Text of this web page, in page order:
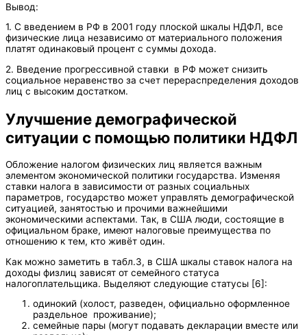
Вывод:
1. С введением в РФ в 2001 году плоской шкалы НДФЛ, все
физические лица независимо от материального положения
платят одинаковый процент с суммы дохода.
2. Введение прогрессивной ставки в РФ может снизить
социальное неравенство за счет перераспределения доходов
лиц с высоким достатком.
Улучшение демографической
ситуации с помощью политики НДФЛ
Обложение налогом физических лиц является важным
элементом экономической политики государства. Изменяя
ставки налога в зависимости от разных социальных
параметров, государство может управлять демографической
ситуацией, занятостью и прочими важнейшими
экономическими аспектами. Так, в США люди, состоящие в
официальном браке, имеют налоговые преимущества по
отношению к тем, кто живёт один.
Как можно заметить в табл.3, в США шкалы ставок налога на
доходы физлиц зависят от семейного статуса
налогоплательщика. Выделяют следующие статусы [6]:
одинокий (холост, разведен, официально оформленное
раздельное проживание);
семейные пары (могут подавать декларации вместе или